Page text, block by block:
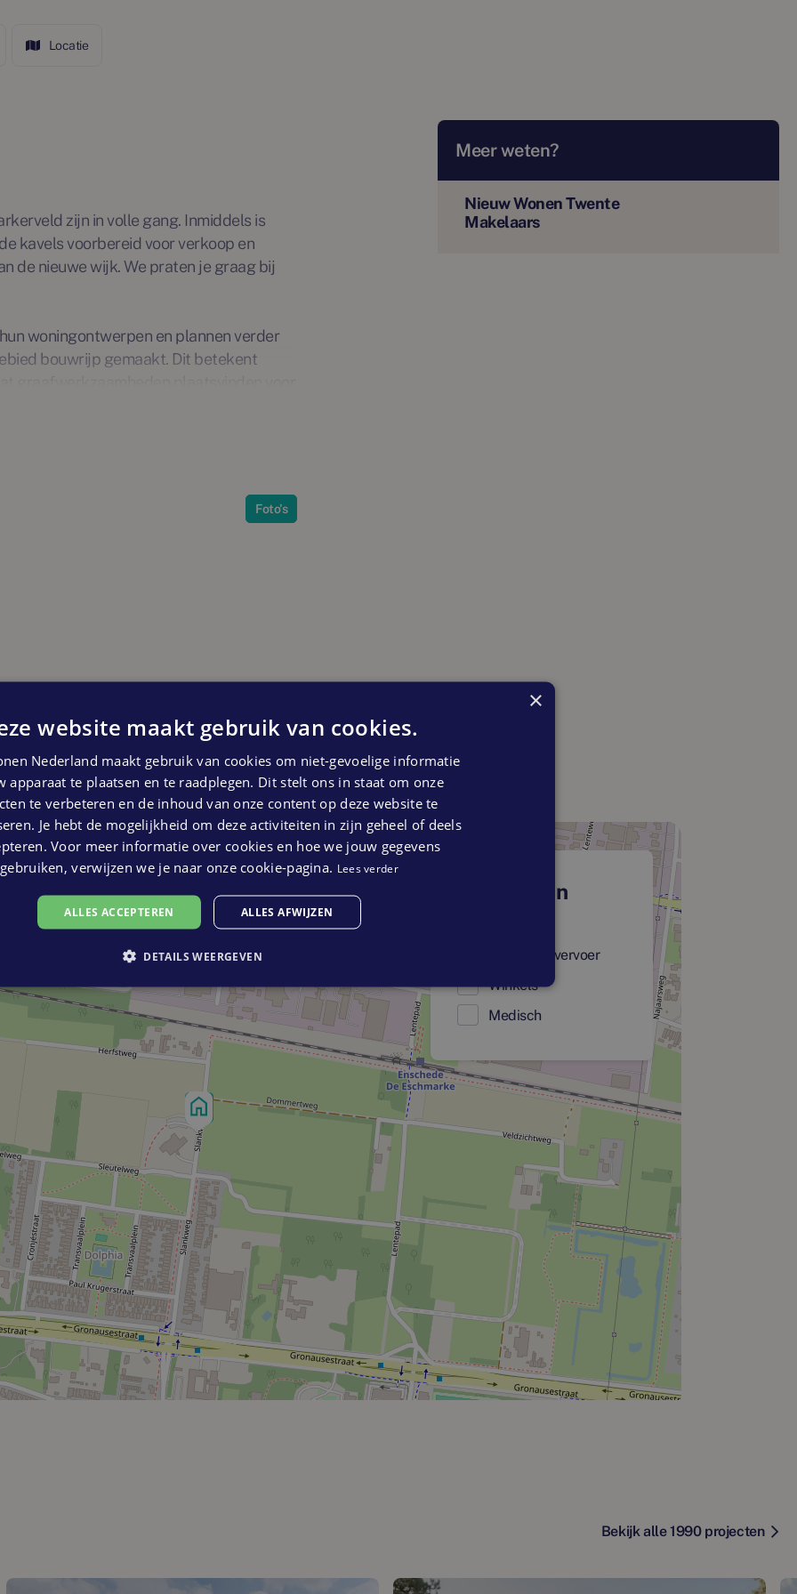
Locatie
zijn in volle gang. Inmiddels is
kavels voorbereid voor verkoop en
de nieuwe wijk. We praten je graag bij
woningontwerpen en plannen verder
bouwrijp gemaakt. Dit betekent
tegelijkertijd de verkoop van de
Er komt vooral laagbouw, aangevuld
Foto's
Meer weten?
Nieuw Wonen Twente
Makelaars
Faciliteiten
Openbaar vervoer
Winkels
Medisch
Bekijk alle 1990 projecten
×
website maakt gebruik van cookies.
Nederland maakt gebruik van cookies om niet-gevoelige informatie
apparaat te plaatsen en te raadplegen. Dit stelt ons in staat om onze
te verbeteren en de inhoud van onze content op deze website te
Je hebt de mogelijkheid om deze activiteiten in zijn geheel of deels
Voor meer informatie over cookies en hoe we jouw gegevens
gebruiken, verwijzen we je naar onze cookie-pagina. Lees verder
ALLES ACCEPTEREN ALLES AFWIJZEN
DETAILS WEERGEVEN